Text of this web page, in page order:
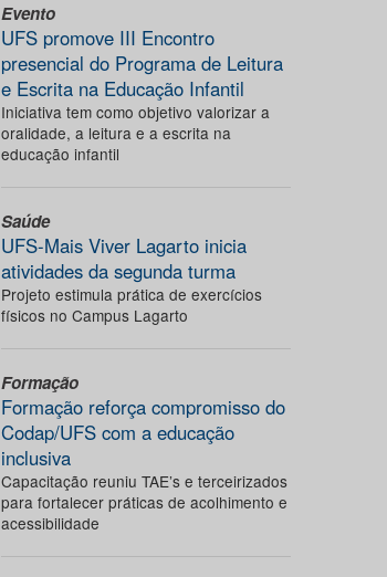
Evento
UFS promove III Encontro
presencial do Programa de Leitura
e Escrita na Educação Infantil
Iniciativa tem como objetivo valorizar a
oralidade, a leitura e a escrita na
educação infantil
Saúde
UFS-Mais Viver Lagarto inicia
atividades da segunda turma
Projeto estimula prática de exercícios
físicos no Campus Lagarto
Formação
Formação reforça compromisso do
Codap/UFS com a educação
inclusiva
Capacitação reuniu TAE’s e terceirizados
para fortalecer práticas de acolhimento e
acessibilidade